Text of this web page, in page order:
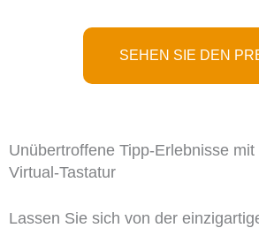
SEHEN SIE DEN
Unübertroffene Tipp-Erlebnisse
Virtual-Tastatur
Lassen Sie sich von der